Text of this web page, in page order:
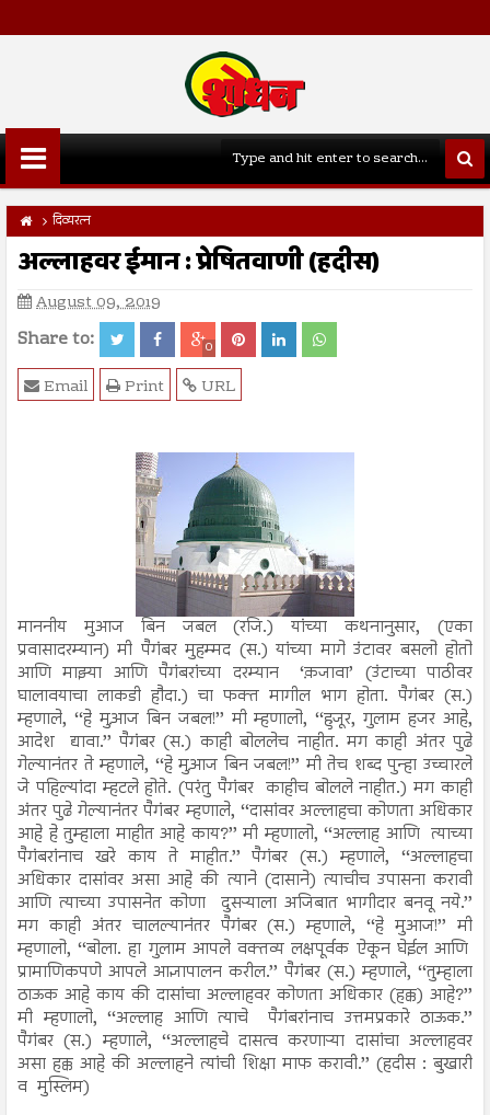
दिव्यरत्न
अल्लाहवर ईमान : प्रेषितवाणी (हदीस)
August 09, 2019
Share to: 0
URL
Print
Email
माननीय मुआज बिन जबल (रजि.) यांच्या कथनानुसार, (एका
प्रवासादरम्यान) मी पैगंबर मुहम्मद (स.) यांच्या मागे उंटावर बसलो होतो
आणि माझ्या आणि पैगंबरांच्या दरम्यान ‘क़जावा’ (उंटाच्या पाठीवर
घालावयाचा लाकडी हौदा.) चा फक्त मागील भाग होता. पैगंबर (स.)
म्हणाले, ‘‘हे मुआ़ज बिन जबल!’’ मी म्हणालो, ‘‘हुजूर, गुलाम हजर आहे,
आदेश द्यावा.’’ पैगंबर (स.) काही बोललेच नाहीत. मग काही अंतर पुढे
गेल्यानंतर ते म्हणाले, ‘‘हे मुआ़ज बिन जबल!’’ मी तेच शब्द पुन्हा उच्चारले
जे पहिल्यांदा म्हटले होते. (परंतु पैगंबर काहीच बोलले नाहीत.) मग काही
अंतर पुढे गेल्यानंतर पैगंबर म्हणाले, ‘‘दासांवर अल्लाहचा कोणता अधिकार
आहे हे तुम्हाला माहीत आहे काय?’’ मी म्हणालो, ‘‘अल्लाह आणि त्याच्या
पैगंबरांनाच खरे काय ते माहीत.’’ पैगंबर (स.) म्हणाले, ‘‘अल्लाहचा
अधिकार दासांवर असा आहे की त्याने (दासाने) त्याचीच उपासना करावी
आणि त्याच्या उपासनेत कोणा दुसऱ्याला अजिबात भागीदार बनवू नये.’’
मग काही अंतर चालल्यानंतर पैगंबर (स.) म्हणाले, ‘‘हे मुआज!’’ मी
म्हणालो, ‘‘बोला. हा गुलाम आपले वक्तव्य लक्षपूर्वक ऐकून घेईल आणि
प्रामाणिकपणे आपले आज्ञापालन करील.’’ पैगंबर (स.) म्हणाले, ‘‘तुम्हाला
ठाऊक आहे काय की दासांचा अल्लाहवर कोणता अधिकार (हक्क) आहे?’’
मी म्हणालो, ‘‘अल्लाह आणि त्याचे पैगंबरांनाच उत्तमप्रकारे ठाऊक.’’
पैगंबर (स.) म्हणाले, ‘‘अल्लाहचे दासत्व करणाऱ्या दासांचा अल्लाहवर
असा हक्क आहे की अल्लाहने त्यांची शिक्षा माफ करावी.’’ (हदीस : बुखारी
व मुस्लिम)